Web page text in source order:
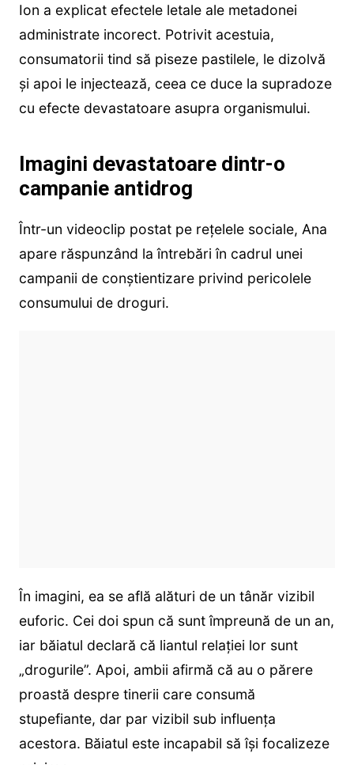
Ion a explicat efectele letale ale metadonei
administrate incorect. Potrivit acestuia,
consumatorii tind să piseze pastilele, le dizolvă
și apoi le injectează, ceea ce duce la supradoze
cu efecte devastatoare asupra organismului.
Imagini devastatoare dintr-o
campanie antidrog
Într-un videoclip postat pe rețelele sociale, Ana
apare răspunzând la întrebări în cadrul unei
campanii de conștientizare privind pericolele
consumului de droguri.
În imagini, ea se află alături de un tânăr vizibil
euforic. Cei doi spun că sunt împreună de un an,
iar băiatul declară că liantul relației lor sunt
„drogurile”. Apoi, ambii afirmă că au o părere
proastă despre tinerii care consumă
stupefiante, dar par vizibil sub influența
acestora. Băiatul este incapabil să își focalizeze